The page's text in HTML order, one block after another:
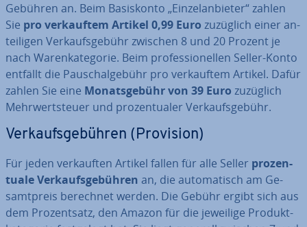
Gebühren an. Beim Ba­sis­kon­to „Ein­zel­an­bie­ter“ zahlen
Sie pro ver­kauf­tem Artikel 0,99 Euro zuzüglich einer an­
tei­li­gen Ver­kaufs­ge­bühr zwischen 8 und 20 Prozent je
nach Wa­ren­ka­te­go­rie. Beim pro­fes­sio­nel­len Seller-Konto
entfällt die Pau­schal­ge­bühr pro ver­kauf­tem Artikel. Dafür
zahlen Sie eine Mo­nats­ge­bühr von 39 Euro zuzüglich
Mehr­wert­steu­er und pro­zen­tua­ler Ver­kaufs­ge­bühr.
Ver­kaufs­ge­büh­ren (Provision)
Für jeden ver­kauf­ten Artikel fallen für alle Seller pro­zen­
tua­le Ver­kaufs­ge­büh­ren an, die au­to­ma­tisch am Ge­
samt­preis berechnet werden. Die Gebühr ergibt sich aus
dem Pro­zent­satz, den Amazon für die jeweilige Pro­dukt­